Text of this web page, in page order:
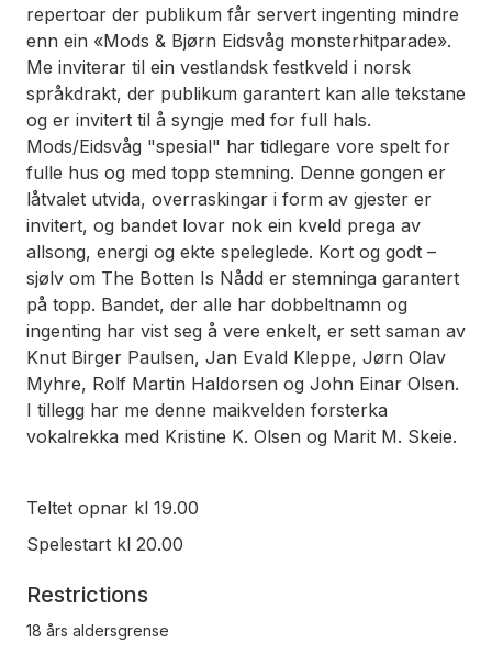
repertoar der publikum får servert ingenting mindre
enn ein «Mods & Bjørn Eidsvåg monsterhitparade».
Me inviterar til ein vestlandsk festkveld i norsk
språkdrakt, der publikum garantert kan alle tekstane
og er invitert til å syngje med for full hals.
Mods/Eidsvåg "spesial" har tidlegare vore spelt for
fulle hus og med topp stemning. Denne gongen er
låtvalet utvida, overraskingar i form av gjester er
invitert, og bandet lovar nok ein kveld prega av
allsong, energi og ekte speleglede. Kort og godt –
sjølv om The Botten Is Nådd er stemninga garantert
på topp. Bandet, der alle har dobbeltnamn og
ingenting har vist seg å vere enkelt, er sett saman av
Knut Birger Paulsen, Jan Evald Kleppe, Jørn Olav
Myhre, Rolf Martin Haldorsen og John Einar Olsen.
I tillegg har me denne maikvelden forsterka
vokalrekka med Kristine K. Olsen og Marit M. Skeie.
Teltet opnar kl 19.00
Spelestart kl 20.00
Restrictions
18 års aldersgrense